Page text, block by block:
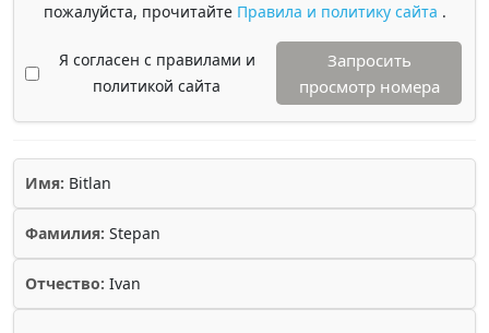
пожалуйста, прочитайте Правила и политику сайта .
Я согласен с правилами и
политикой сайта
Запросить
просмотр номера
Имя: Bitlan
Фамилия: Stepan
Отчество: Ivan